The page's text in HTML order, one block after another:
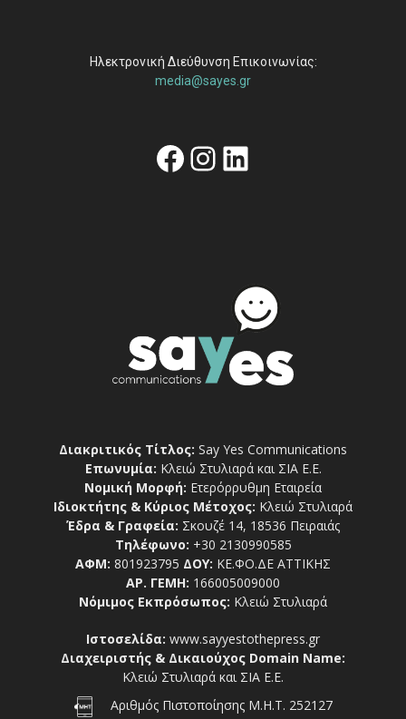
Ηλεκτρονική Διεύθυνση Επικοινωνίας:
media@sayes.gr
Facebook
Instagram
Linkedin
Διακριτικός Τίτλος: Say Yes Communications
Επωνυμία: Κλειώ Στυλιαρά και ΣΙΑ Ε.Ε.
Νομική Μορφή: Ετερόρρυθμη Εταιρεία
Ιδιοκτήτης & Κύριος Μέτοχος: Κλειώ Στυλιαρά
Έδρα & Γραφεία: Σκουζέ 14, 18536 Πειραιάς
Τηλέφωνο: +30 2130990585
ΑΦΜ: 801923795 ΔΟΥ: ΚΕ.ΦΟ.ΔΕ ΑΤΤΙΚΗΣ
ΑΡ. ΓΕΜΗ: 166005009000
Νόμιμος Εκπρόσωπος: Κλειώ Στυλιαρά
Ιστοσελίδα: www.sayyestothepress.gr
Διαχειριστής & Δικαιούχος Domain Name:
Κλειώ Στυλιαρά και ΣΙΑ Ε.Ε.
Αριθμός Πιστοποίησης Μ.Η.Τ. 252127